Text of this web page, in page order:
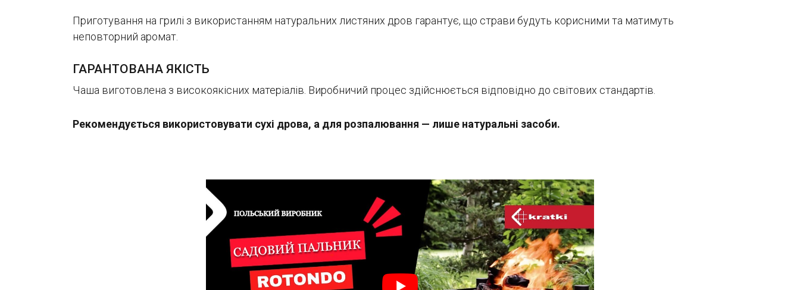
Приготування на грилі з використанням натуральних листяних дров гарантує, що страви будуть корисними та матимуть
неповторний аромат.
ГАРАНТОВАНА ЯКІСТЬ
Чаша виготовлена з високоякісних матеріалів. Виробничий процес здійснюється відповідно до світових стандартів.
Рекомендується використовувати сухі дрова, а для розпалювання — лише натуральні засоби.